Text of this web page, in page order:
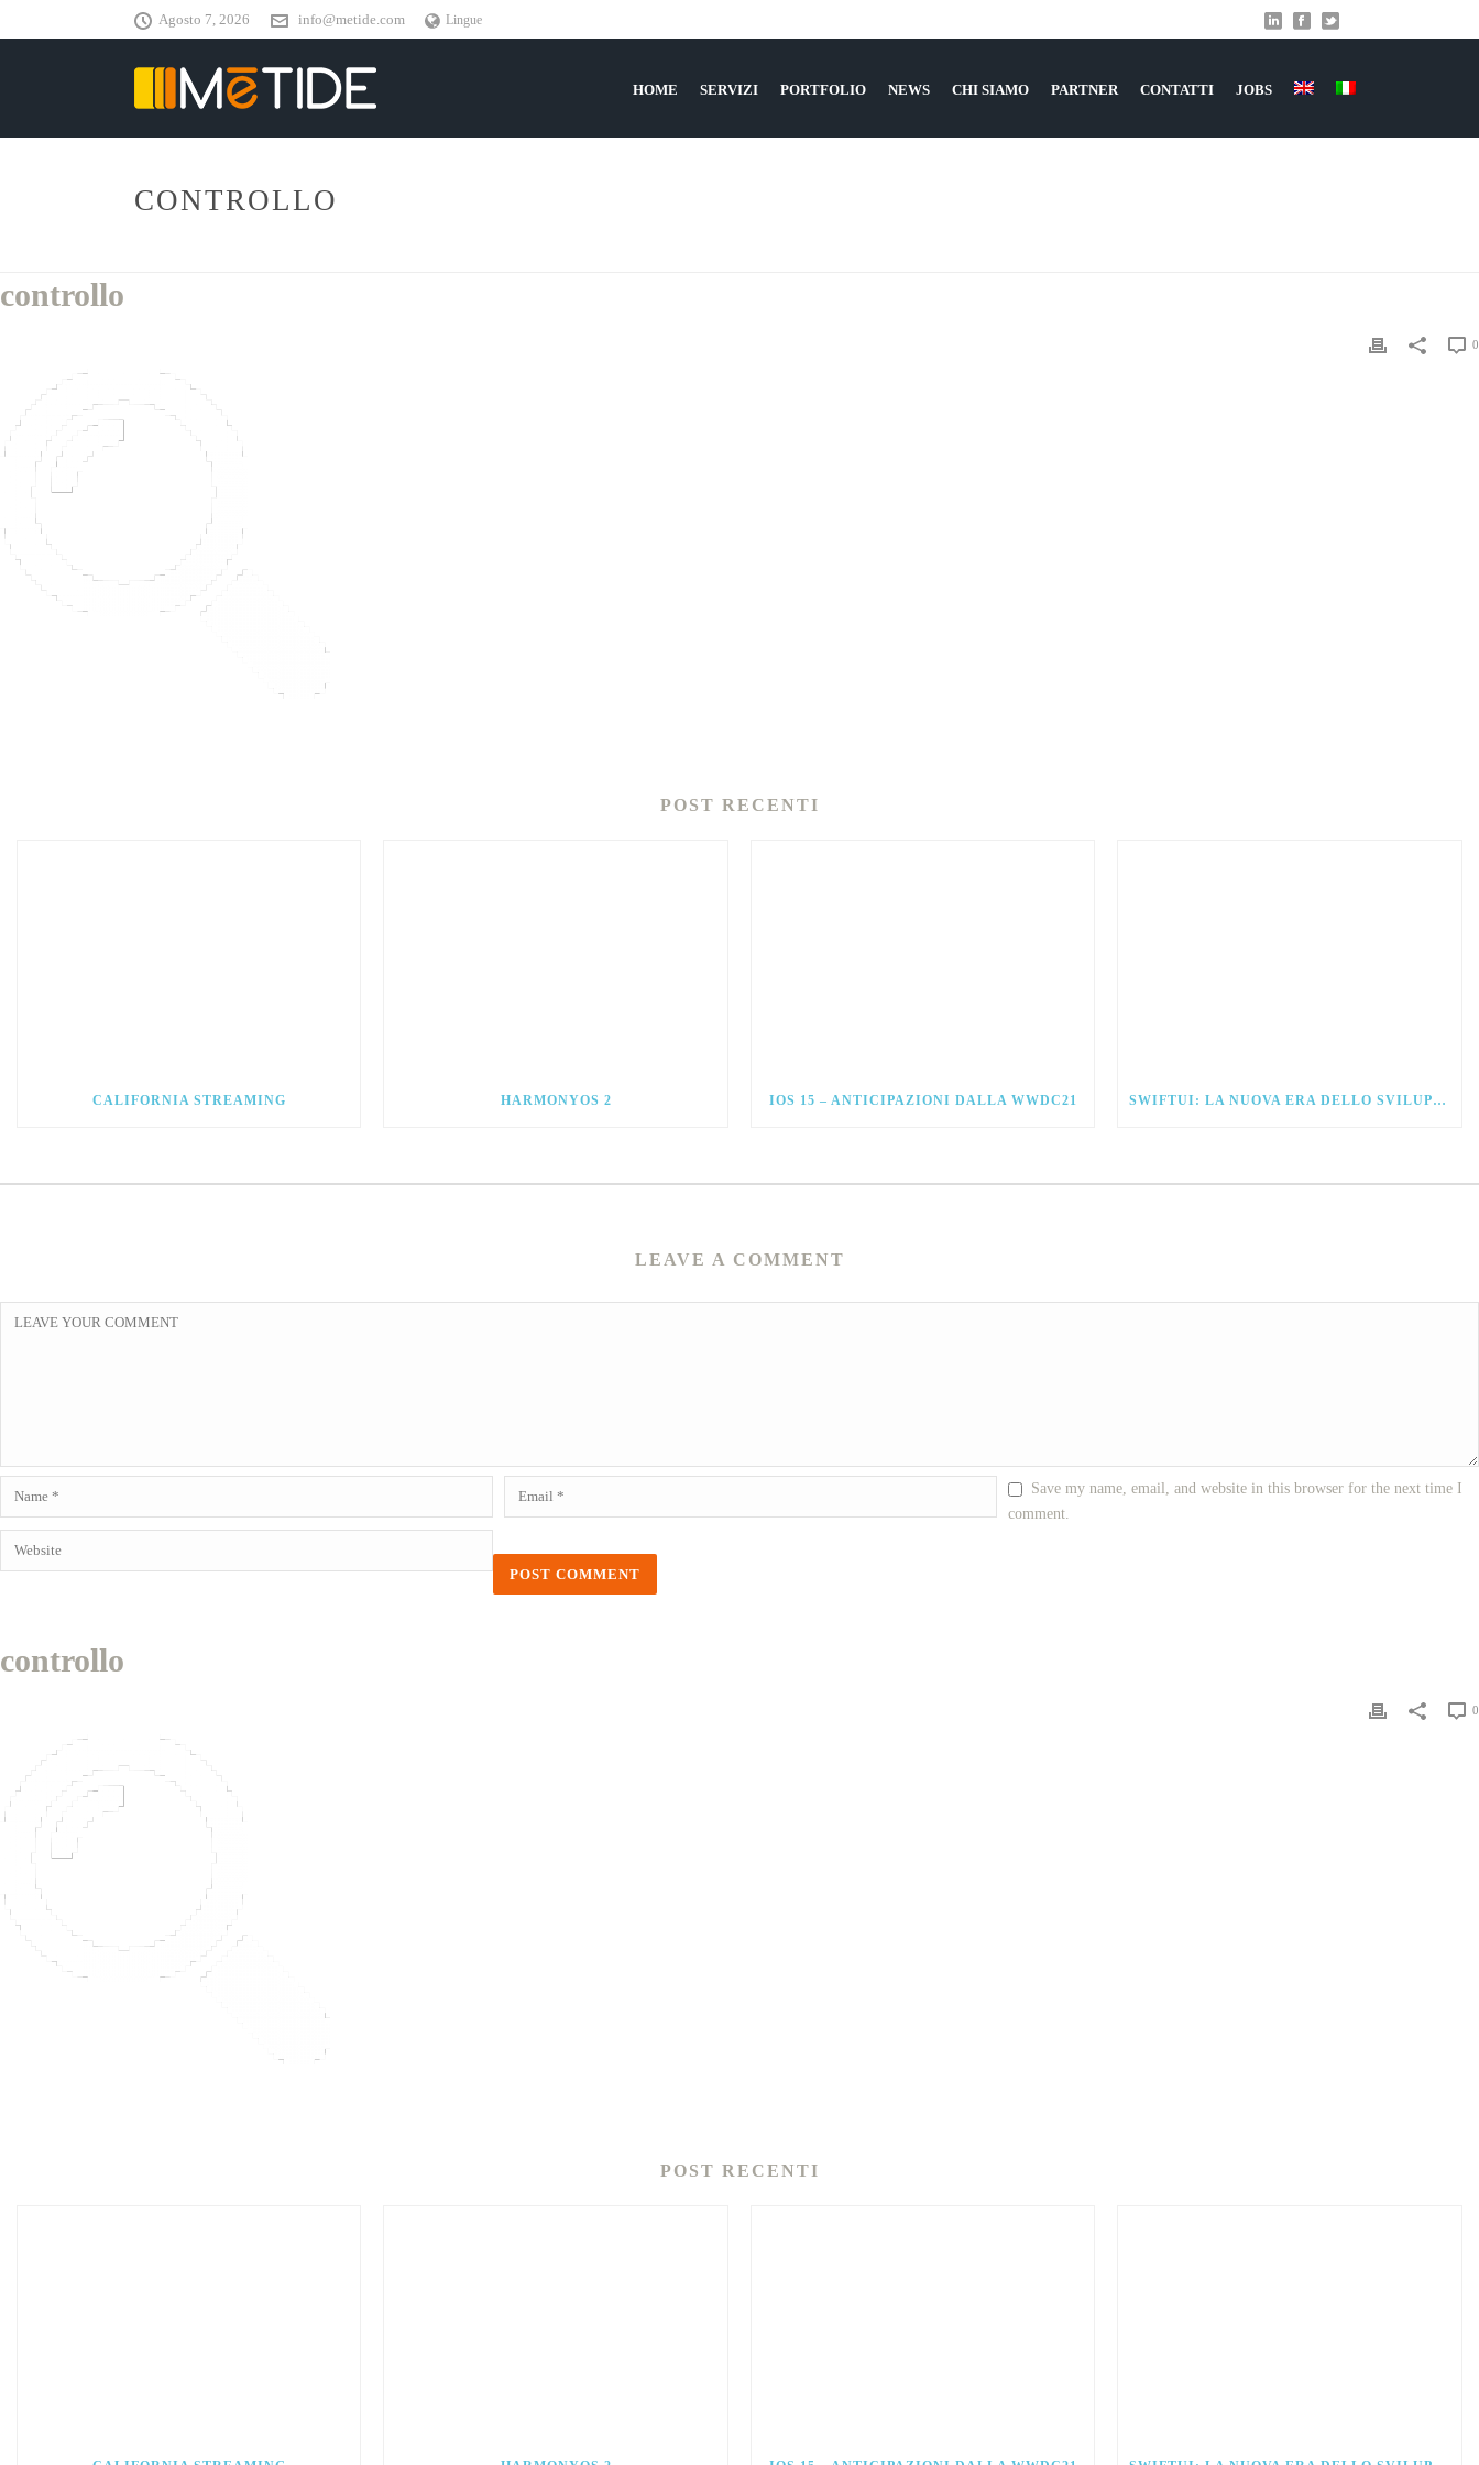
Agosto 7, 2026 info@metide.com Lingue
HOME SERVIZI PORTFOLIO NEWS CHI SIAMO PARTNER CONTATTI JOBS
CONTROLLO
controllo
0
POST RECENTI
CALIFORNIA STREAMING HARMONYOS 2 IOS 15 – ANTICIPAZIONI DALLA WWDC21 SWIFTUI: LA NUOVA ERA DELLO SVILUPPO PER IOS.
LEAVE A COMMENT
Save my name, email, and website in this browser for the next time I
comment.
controllo
0
POST RECENTI